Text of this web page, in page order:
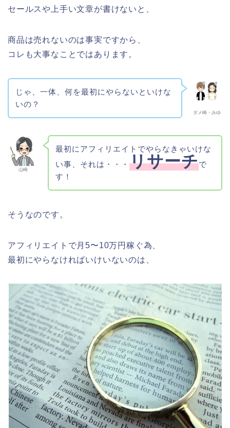
セールスや上手い文章が書けないと、
商品は売れないのは事実ですから、
コレも大事なことではあります。
ダメ崎・みゆ
じゃ、一体、何を最初にやらないといけな
いの？
山崎
最初にアフィリエイトでやらなきゃいけな
い事、それは・・・ リサーチで
す！
そうなのです。
アフィリエイトで月5〜10万円稼ぐ為、
最初にやらなければいけいないのは、